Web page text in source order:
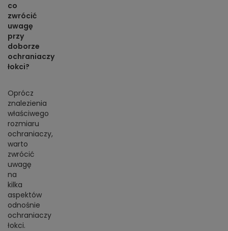
co
zwrócić
uwagę
przy
doborze
ochraniaczy
łokci?
Oprócz
znalezienia
właściwego
rozmiaru
ochraniaczy,
warto
zwrócić
uwagę
na
kilka
aspektów
odnośnie
ochraniaczy
łokci.